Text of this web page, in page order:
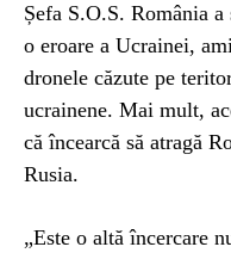
Șefa S.O.S. România
o eroare a Ucrainei,
dronele căzute pe
ucrainene. Mai mult,
că încearcă să atragă
Rusia.
„Este o altă încercare